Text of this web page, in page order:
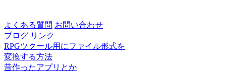
よくある質問 お問い合わせ
ブログ リンク
RPGツクール用にファイル形式を
変換する方法
昔作ったアプリとか